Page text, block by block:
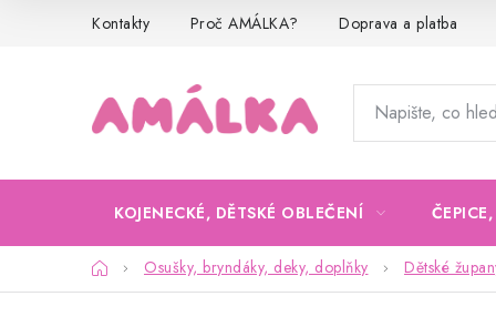
Kontakty Proč AMÁLKA? Doprava a platba
KOJENECKÉ, DĚTSKÉ OBLEČENÍ
DomůOsušky, bryndáky, deky, doplňky Dětské